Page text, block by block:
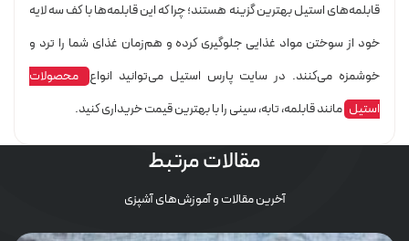
قابلمه‌های استیل بهترین گزینه هستند؛ چرا که این قابلمه‌ها با کف سه لایه
خود از سوختن مواد غذایی جلوگیری کرده و هم‌زمان غذای شما را ترد و
خوشمزه می‌کنند. در سایت پارس استیل می‌توانید انواع محصولات
استیل مانند قابلمه، تابه، سینی را با بهترین قیمت خریداری کنید.
مقالات مرتبط
آخرین مقالات و آموزش‌های آشپزی